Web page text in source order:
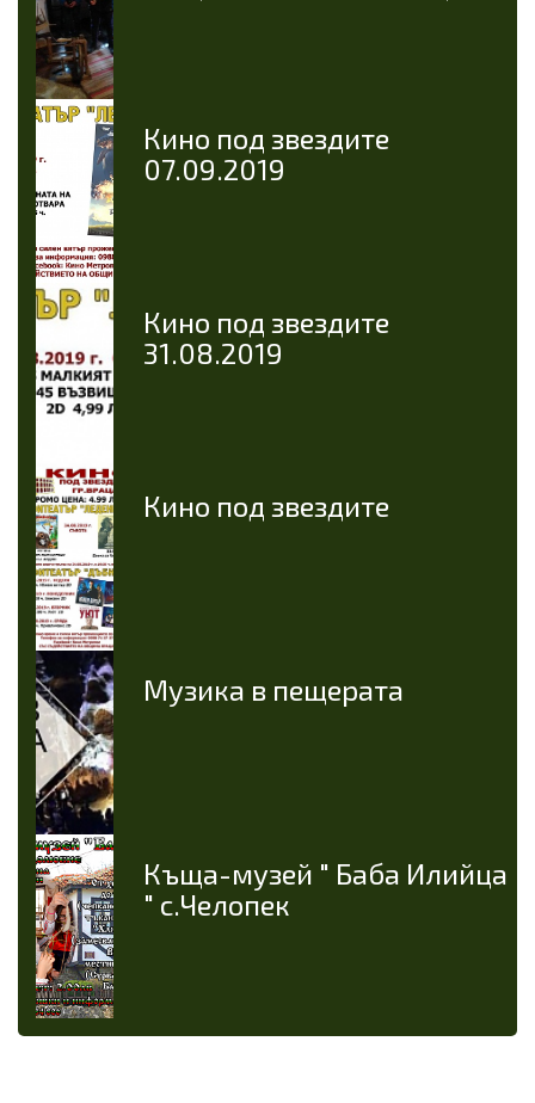
Кино под звездите
07.09.2019
Кино под звездите
31.08.2019
Кино под звездите
Музика в пещерата
Къща-музей " Баба Илийца
" с.Челопек